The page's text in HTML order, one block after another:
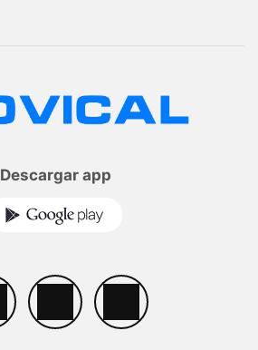
Descargar app